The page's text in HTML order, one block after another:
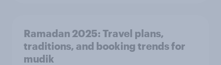
Ramadan 2025: Travel plans,
traditions, and booking trends for
mudik